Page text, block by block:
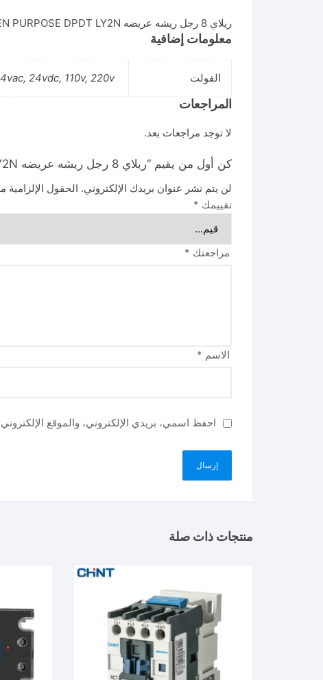
ريلاي 8 رجل ريشه عريضه RELAY GEN PURPOSE DPDT LY2N
معلومات إضافية
الفولت 24vdc, 110v, 220v
المراجعات
لا توجد مراجعات بعد.
كن أول من يقيم “ريلاي 8 رجل ريشه عريضه RELAY GEN PURPOSE DPDT LY2N”
لن يتم نشر عنوان بريدك الإلكتروني. الحقول الإلزامية
تقييمك *
مراجعتك *
الاسم *
احفظ اسمي، بريدي الإلكتروني، والموقع
منتجات ذات صلة